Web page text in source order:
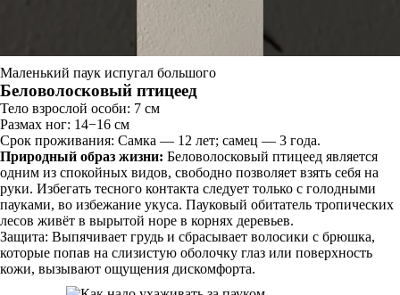
Маленький паук испугал большого
Беловолосковый птицеед
Тело взрослой особи: 7 см
Размах ног: 14−16 см
Срок проживания: Самка — 12 лет; самец — 3 года.
Природный образ жизни: Беловолосковый птицеед является
одним из спокойных видов, свободно позволяет взять себя на
руки. Избегать тесного контакта следует только с голодными
пауками, во избежание укуса. Пауковый обитатель тропических
лесов живёт в вырытой норе в корнях деревьев.
Защита: Выпячивает грудь и сбрасывает волосики с брюшка,
которые попав на слизистую оболочку глаз или поверхность
кожи, вызывают ощущения дискомфорта.